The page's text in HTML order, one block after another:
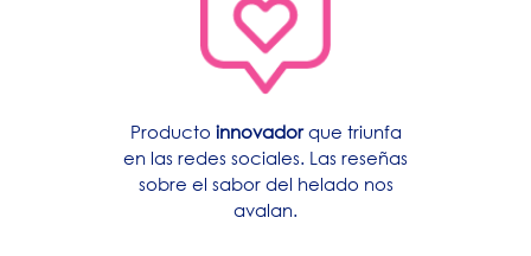
Producto innovadorque triunfa
en las redes sociales. Las reseñas
sobre el sabor del helado nos
avalan.